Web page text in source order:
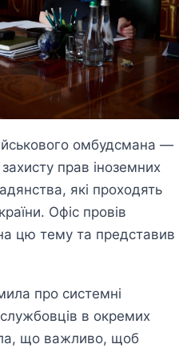
омбудсмана —
прав іноземних
які проходять
Офіс провів
цю тему та представив
про системні
в окремих
що важливо, щоб